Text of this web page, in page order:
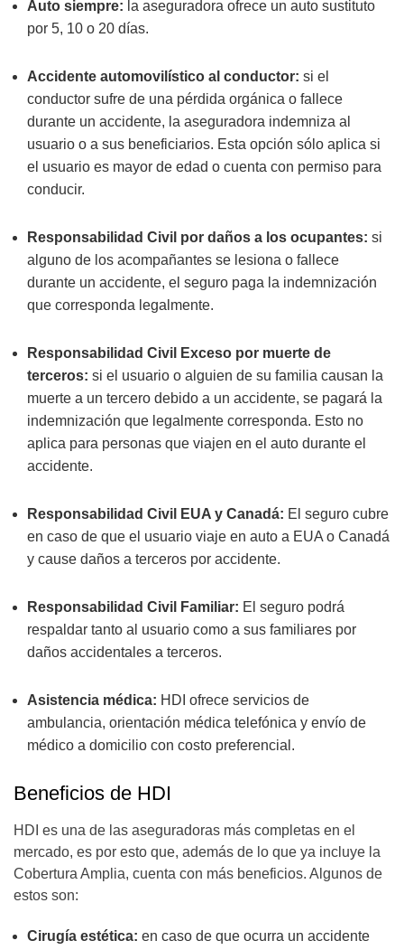
Auto siempre: la aseguradora ofrece un auto sustituto
por 5, 10 o 20 días.
Accidente automovilístico al conductor: si el
conductor sufre de una pérdida orgánica o fallece
durante un accidente, la aseguradora indemniza al
usuario o a sus beneficiarios. Esta opción sólo aplica si
el usuario es mayor de edad o cuenta con permiso para
conducir.
Responsabilidad Civil por daños a los ocupantes: si
alguno de los acompañantes se lesiona o fallece
durante un accidente, el seguro paga la indemnización
que corresponda legalmente.
Responsabilidad Civil Exceso por muerte de
terceros: si el usuario o alguien de su familia causan la
muerte a un tercero debido a un accidente, se pagará la
indemnización que legalmente corresponda. Esto no
aplica para personas que viajen en el auto durante el
accidente.
Responsabilidad Civil EUA y Canadá: El seguro cubre
en caso de que el usuario viaje en auto a EUA o Canadá
y cause daños a terceros por accidente.
Responsabilidad Civil Familiar: El seguro podrá
respaldar tanto al usuario como a sus familiares por
daños accidentales a terceros.
Asistencia médica: HDI ofrece servicios de
ambulancia, orientación médica telefónica y envío de
médico a domicilio con costo preferencial.
Beneficios de HDI
HDI es una de las aseguradoras más completas en el
mercado, es por esto que, además de lo que ya incluye la
Cobertura Amplia, cuenta con más beneficios. Algunos de
estos son:
Cirugía estética: en caso de que ocurra un accidente